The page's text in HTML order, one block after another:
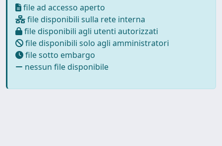
file ad accesso aperto
file disponibili sulla rete interna
file disponibili agli utenti autorizzati
file disponibili solo agli amministratori
file sotto embargo
nessun file disponibile